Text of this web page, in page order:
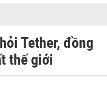
Tether, đồng
thế giới